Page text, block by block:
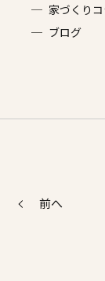
家づくり
ブログ
前へ